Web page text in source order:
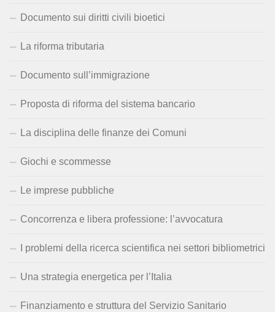
Documento sui diritti civili bioetici
La riforma tributaria
Documento sull’immigrazione
Proposta di riforma del sistema bancario
La disciplina delle finanze dei Comuni
Giochi e scommesse
Le imprese pubbliche
Concorrenza e libera professione: l’avvocatura
I problemi della ricerca scientifica nei settori bibliometrici
Una strategia energetica per l’Italia
Finanziamento e struttura del Servizio Sanitario